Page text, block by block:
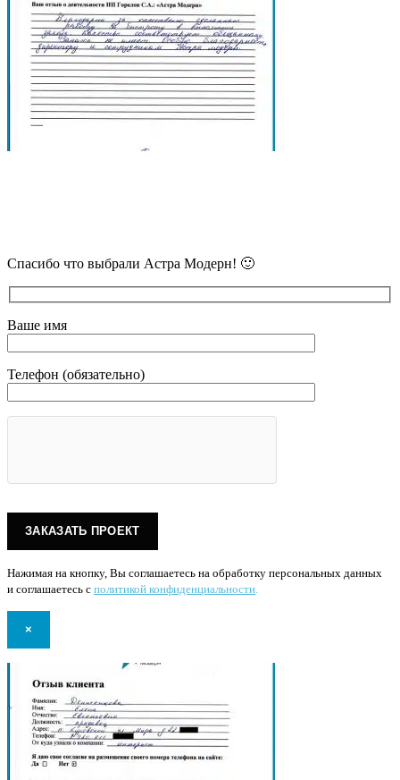
Спасибо что выбрали Астра Модерн! 🙂
Ваше имя
Телефон (обязательно)
Нажимая на кнопку, Вы соглашаетесь на обработку персональных данных
и соглашаетесь с политикой конфиденциальности.
×